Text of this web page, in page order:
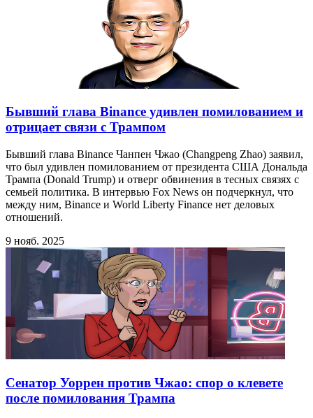
Бывший глава Binance удивлен помилованием и
отрицает связи с Трампом
Бывший глава Binance Чанпен Чжао (Changpeng Zhao) заявил,
что был удивлен помилованием от президента США Дональда
Трампа (Donald Trump) и отверг обвинения в тесных связях с
семьей политика. В интервью Fox News он подчеркнул, что
между ним, Binance и World Liberty Finance нет деловых
отношений.
9 нояб. 2025
Сенатор Уоррен против Чжао: спор о клевете
после помилования Трампа